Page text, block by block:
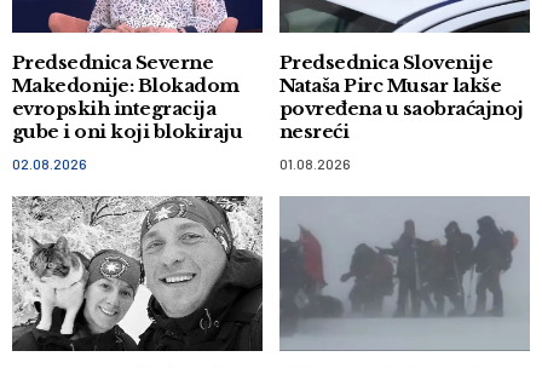
Predsednica Severne
Makedonije: Blokadom
evropskih integracija
gube i oni koji blokiraju
02.08.2026
Predsednica Slovenije
Nataša Pirc Musar lakše
povređena u saobraćajnoj
nesreći
01.08.2026